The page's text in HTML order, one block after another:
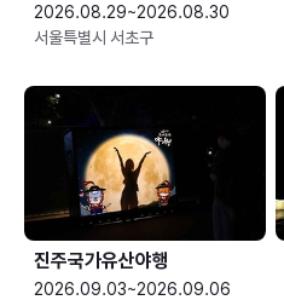
2026.08.29~2026.08.30
서울특별시 서초구
진주국가유산야행
2026.09.03~2026.09.06